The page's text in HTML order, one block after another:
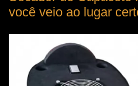
você veio ao lugar